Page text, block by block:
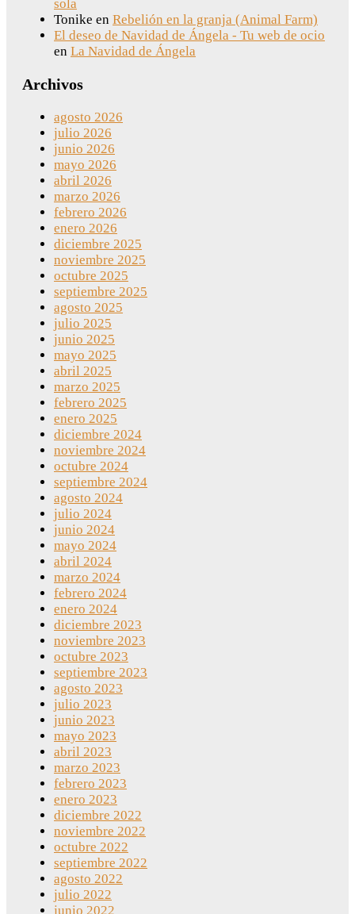
sola
Tonike en Rebelión en la granja (Animal Farm)
El deseo de Navidad de Ángela - Tu web de ocio
en La Navidad de Ángela
Archivos
agosto 2026
julio 2026
junio 2026
mayo 2026
abril 2026
marzo 2026
febrero 2026
enero 2026
diciembre 2025
noviembre 2025
octubre 2025
septiembre 2025
agosto 2025
julio 2025
junio 2025
mayo 2025
abril 2025
marzo 2025
febrero 2025
enero 2025
diciembre 2024
noviembre 2024
octubre 2024
septiembre 2024
agosto 2024
julio 2024
junio 2024
mayo 2024
abril 2024
marzo 2024
febrero 2024
enero 2024
diciembre 2023
noviembre 2023
octubre 2023
septiembre 2023
agosto 2023
julio 2023
junio 2023
mayo 2023
abril 2023
marzo 2023
febrero 2023
enero 2023
diciembre 2022
noviembre 2022
octubre 2022
septiembre 2022
agosto 2022
julio 2022
junio 2022